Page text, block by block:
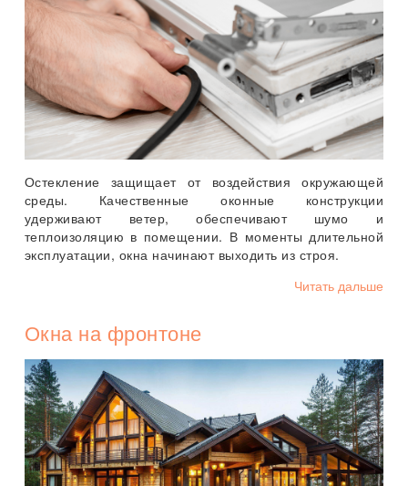
Остекление защищает от воздействия окружающей
среды. Качественные оконные конструкции
удерживают ветер, обеспечивают шумо и
теплоизоляцию в помещении. В моменты длительной
эксплуатации, окна начинают выходить из строя.
Читать дальше
Окна на фронтоне